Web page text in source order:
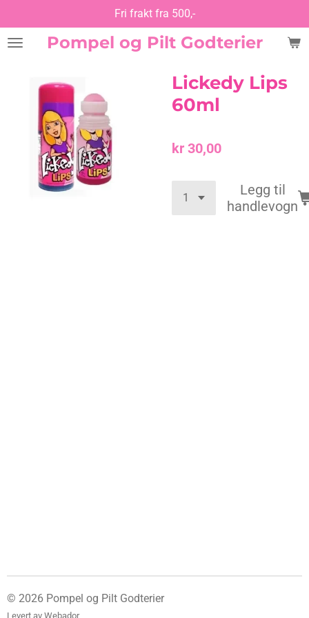
til
hovedinnholdPompel og Pilt Godterier
Fri frakt fra 500,-
Lickedy Lips
60ml
kr 30,00
Legg til
handlevogn
© 2026 Pompel og Pilt Godterier
Levert av Webador